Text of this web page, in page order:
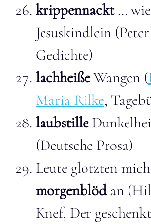
krippennackt… wie
Jesuskindlein
Gedichte)
lachheißeWangen (
Maria Rilke,
laubstille
(Deutsche Prosa)
Leute glotzten mich
morgenblödan
Knef, Der